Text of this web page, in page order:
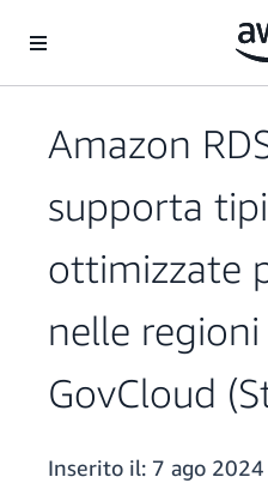
Amazon
supporta
ottimizzate
nelle regioni
GovCloud
Inserito il: 7 ago 2024